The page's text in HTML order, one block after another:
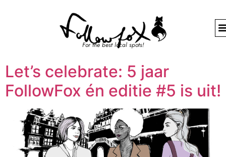
For the best local spots!
Let’s celebrate: 5 jaar
FollowFox én editie #5 is uit!